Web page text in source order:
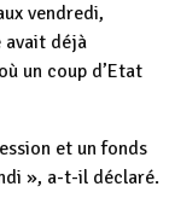
vendredi,
avait déjà
un coup d’Etat
et un fonds
», a-t-il déclaré.